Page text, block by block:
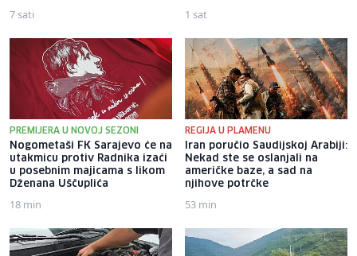
7 sati 1 sat
PREMIJERA U NOVOJ SEZONI
Nogometaši FK Sarajevo će na
utakmicu protiv Radnika izaći
u posebnim majicama s likom
Dženana Uščuplića
18 min
REGIJA U PLAMENU
Iran poručio Saudijskoj Arabiji:
Nekad ste se oslanjali na
američke baze, a sad na
njihove potrčke
53 min